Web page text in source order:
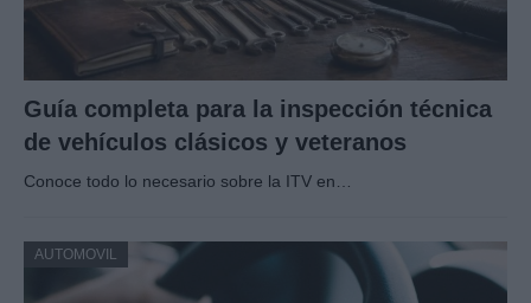
Guía completa para la inspección técnica
de vehículos clásicos y veteranos
Conoce todo lo necesario sobre la ITV en…
AUTOMOVIL